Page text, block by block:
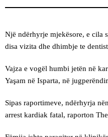
Një ndërhyrje mjekësore, e cila
disa vizita dhe dhimbje te
Vajza e vogël humbi jetën në
Yaşam në Isparta, në
Sipas raportimeve, ndërhyrja
arrest kardiak fatal, raporton